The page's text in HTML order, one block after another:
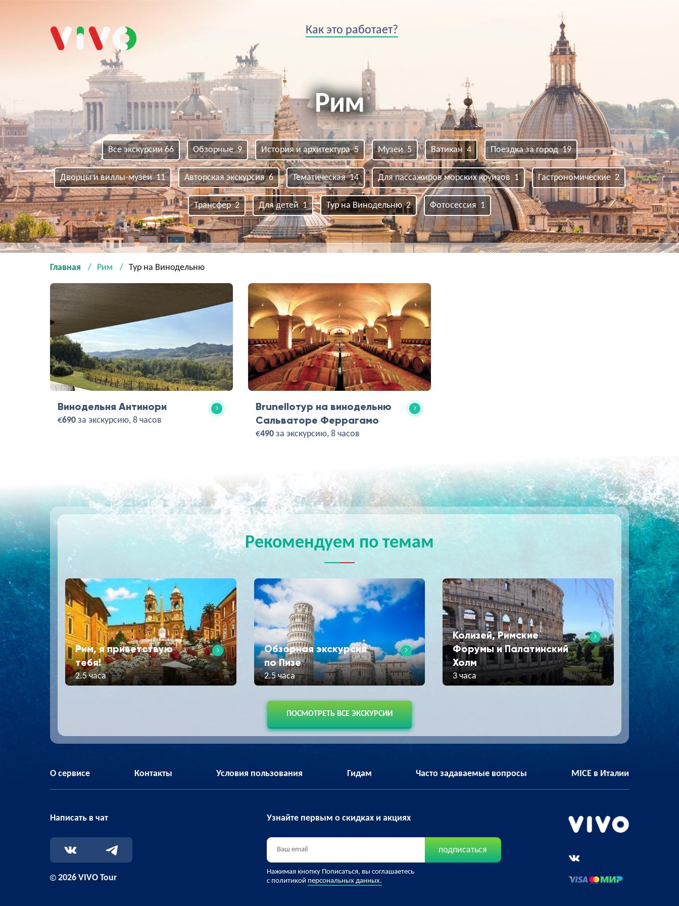
VIVO tour Как это работает?
Рим
Все экскурсии 66 Обзорные 9 История и архитектура 5 Музеи 5 Ватикан 4 Поездка за город 19
Дворцы и виллы-музеи 11 Авторская экскурсия 6 Тематическая 14 Для пассажиров морских круизов 1 Гастрономические 2
Трансфер 2 Для детей 1 Тур на Винодельню 2 Фотосессия 1
Главная Рим Тур на Винодельню
Винодельня Антинори
€690 за экскурсию, 8 часов
Brunelloтур на винодельню
Сальваторе Феррагамо
€490 за экскурсию, 8 часов
Рекомендуем по темам
Рим, я приветствую
тебя!
2.5 часа
Обзорная экскурсия
по Пизе
2.5 часа
Колизей, Римские
Форумы и Палатинский
Холм
3 часа
ПОСМОТРЕТЬ ВСЕ ЭКСКУРСИИ
О сервисе Контакты Условия пользования Гидам Часто задаваемые вопросы MICE в Италии
Написать в чат
2026 VIVO Tour
Узнайте первым о скидках и акциях
подписаться
Нажимая кнопку Пописаться, вы соглашаетесь
с политикой персональных данных.